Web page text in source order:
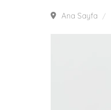
Ana Sayfa